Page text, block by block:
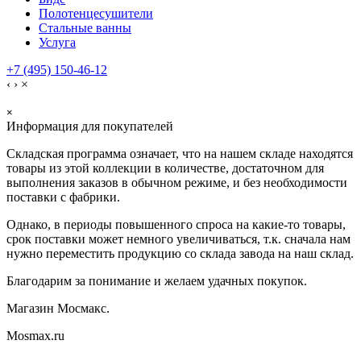
Полотенцесушители
Стальные ванны
Услуга
+7 (495) 150-46-12
‹ › ×
×
Информация для покупателей
Складская программа означает, что на нашем складе находятся
товары из этой коллекции в количестве, достаточном для
выполнения заказов в обычном режиме, и без необходимости
поставки с фабрики.
Однако, в периоды повышенного спроса на какие-то товары,
срок поставки может немного увеличиваться, т.к. сначала нам
нужно переместить продукцию со склада завода на наш склад.
Благодарим за понимание и желаем удачных покупок.
Магазин Мосмакс.
Mosmax.ru